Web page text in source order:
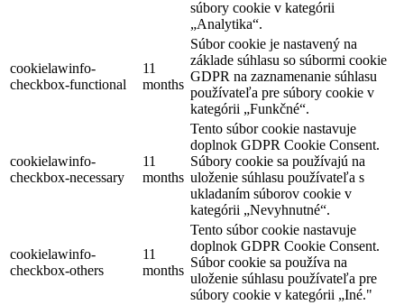
súbory cookie v kategórii
„Analytika“.
cookielawinfo-
checkbox-functional
11
months
Súbor cookie je nastavený na
základe súhlasu so súbormi cookie
GDPR na zaznamenanie súhlasu
používateľa pre súbory cookie v
kategórii „Funkčné“.
cookielawinfo-
checkbox-necessary
11
months
Tento súbor cookie nastavuje
doplnok GDPR Cookie Consent.
Súbory cookie sa používajú na
uloženie súhlasu používateľa s
ukladaním súborov cookie v
kategórii „Nevyhnutné“.
cookielawinfo-
checkbox-others
11
months
Tento súbor cookie nastavuje
doplnok GDPR Cookie Consent.
Súbor cookie sa používa na
uloženie súhlasu používateľa pre
súbory cookie v kategórii „Iné."